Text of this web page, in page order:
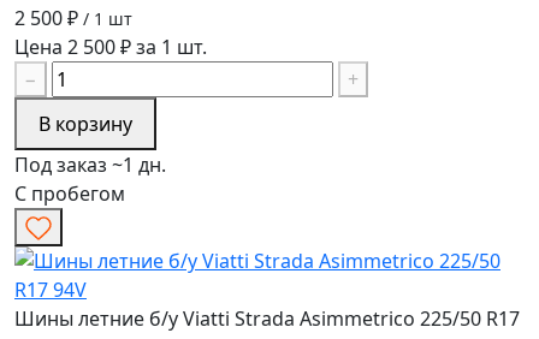
2 500 ₽ / 1 шт
Цена 2 500 ₽ за 1 шт.
−
+
В корзину
Под заказ ~1 дн.
С пробегом
Шины летние б/у Viatti Strada Asimmetrico 225/50 R17